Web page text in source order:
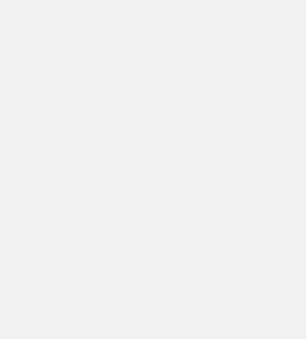
zur Auswahl
zur Auswahl
durch Statistiken